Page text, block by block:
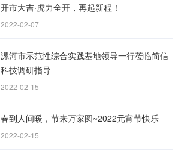
开市大吉·虎力全开，再起新程！
2022-02-07
漯河市示范性综合实践基地领导一行莅临简信
科技调研指导
2022-02-15
​春到人间暖，节来万家圆~2022元宵节快乐
2022-02-15